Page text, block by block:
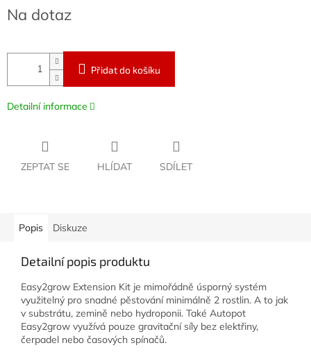
cena:
Na dotaz
Přidat do košíku
Detailní informace
ZEPTAT SE HLÍDAT SDÍLET
Popis Diskuze
Detailní popis produktu
Easy2grow Extension Kit je mimořádně úsporný systém
využitelný pro snadné pěstování minimálně 2 rostlin. A to jak
v substrátu, zemině nebo hydroponii. Také Autopot
Easy2grow využívá pouze gravitační síly bez elektřiny,
čerpadel nebo časových spínačů.